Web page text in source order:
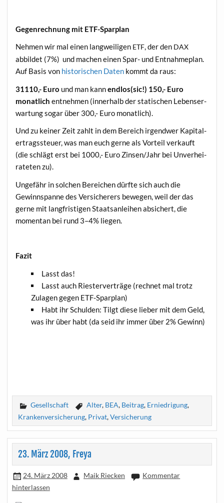
Gegen­rech­nung mit ETF-Sparplan
Neh­men wir mal einen lang­wei­li­gen ETF, der den DAX
abbil­det (7%) und machen einen Spar- und Ent­nah­me­plan.
Auf Basis von his­to­ri­schen Daten kommt da raus:
31110,- Euro und man kannendlos(sic!) 150,- Euro
monat­lichent­neh­men (inner­halb der sta­ti­schen Lebens­er­
war­tung sogar über 300,- Euro monatlich).
Und zu kei­ner Zeit zahlt in dem Bereich irgend­wer Kapi­tal­
ertrags­steu­er, was man euch ger­ne als Vor­teil ver­kauft
(die schlägt erst bei 1000,- Euro Zinsen/Jahr bei Unver­hei­
ra­te­ten zu).
Unge­fähr in sol­chen Berei­chen dürf­te sich auch die
Gewinn­span­ne des Ver­si­che­rers bewe­gen, weil der das
ger­ne mit lang­fris­ti­gen Staats­an­lei­hen absi­chert, die
momen­tan bei rund 3–4% liegen.
Fazit
Lasst das!
Lasst auch Ries­ter­ver­trä­ge (rech­net mal trotz
Zula­gen gegen ETF-Sparplan)
Habt ihr Schul­den: Tilgt die­se lie­ber mit dem Geld,
was ihr über habt (da seid ihr immer über 2% Gewinn)
Gesellschaft Alter, BEA, Beitrag, Erniedrigung,
Krankenversicherung, Privat,Versicherung
23. März 2008, Freya
24. März 2008 Maik Riecken
Kommentar
hinterlassen